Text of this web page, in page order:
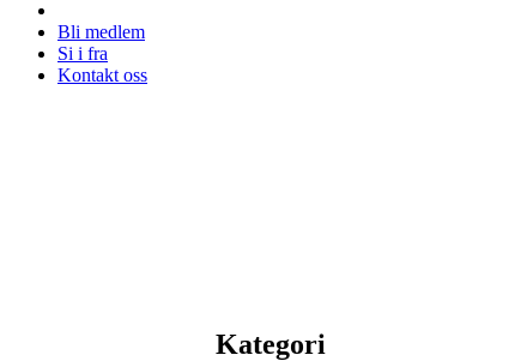
Bli medlem
Si i fra
Kontakt oss
Kategori